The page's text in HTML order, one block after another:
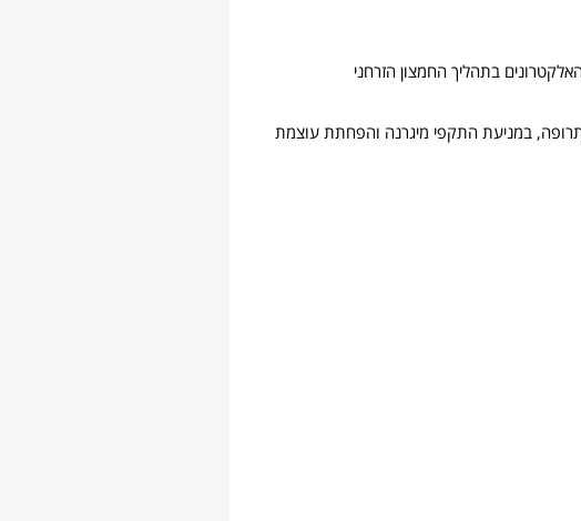
בתהליך החמצון הזרחני
תרופה, במניעת התקפי מיגרנה והפחתת עוצמת